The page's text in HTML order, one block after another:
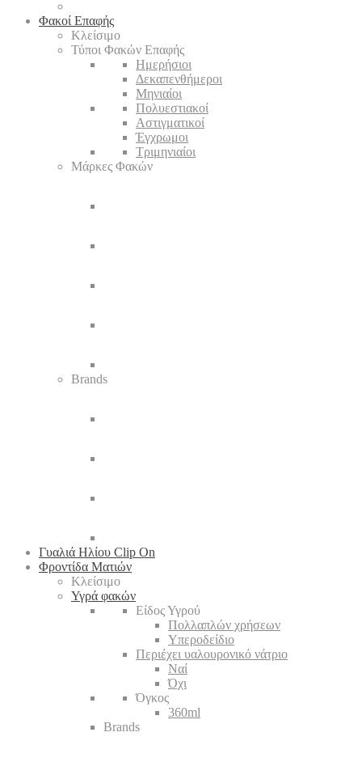
Φακοί Επαφής
Κλείσιμο
Τύποι Φακών Επαφής
Ημερήσιοι
Δεκαπενθήμεροι
Μηνιαίοι
Πολυεστιακοί
Αστιγματικοί
Έγχρωμοι
Τριμηνιαίοι
Μάρκες Φακών
Brands
Γυαλιά Ηλίου Clip On
Φροντίδα Ματιών
Κλείσιμο
Υγρά φακών
Είδος Υγρού
Πολλαπλών χρήσεων
Υπεροδείδιο
Περιέχει υαλουρονικό νάτριο
Ναί
Όχι
Όγκος
360ml
Brands